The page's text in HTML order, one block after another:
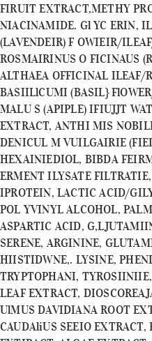
FIRUIT EXTRACT,METHY
NIACINAMIDE. Gl YC ERIN,
(LAVENDEIR) F OWIEIR/
ROSMAIRINUS O FICINAUS
ALTHAEA OFFICINAL ILEAF/
BASIILlCUMI (BASIL}
MALU S (APIPLE) IFIUJJT
EXTRACT, ANTHI MIS
DENICUL M VUILGAIRIE
HEXAINIEDIOL, BIBDA
ERMENT ILYSATE
IPROTEIN, LACTIC ACID/
POL YVINYL ALCOHOL,
ASPARTIC ACID,
SERENE, ARGININE,
HIISTIDWNE,. LYSINE,
TRYPTOPHANI,
LEAF EXTRACT,
UlMUS DAVIDIANA ROOT
CAUDAliUS SEEIO